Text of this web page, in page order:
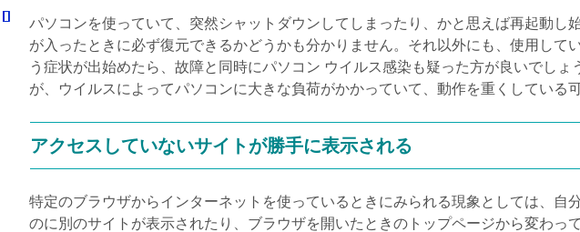
パソコンを使っていて、突然シャットダウンしてしまったり、かと思えば再起動
が入ったときに必ず復元できるかどうかも分かりません。それ以外にも、使用し
う症状が出始めたら、故障と同時にパソコン ウイルス感染も疑った方が良いでし
が、ウイルスによってパソコンに大きな負荷がかかっていて、動作を重くしている
アクセスしていないサイトが勝手に表示される
特定のブラウザからインターネットを使っているときにみられる現象としては、
のに別のサイトが表示されたり、ブラウザを開いたときのトップページから変わ